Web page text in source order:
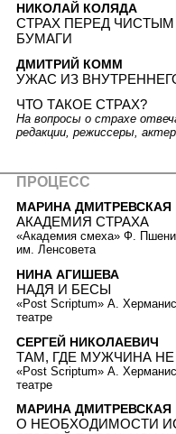
НИКОЛАЙ КОЛЯДА
СТРАХ ПЕРЕД
БУМАГИ
ДМИТРИЙ КОММ
УЖАС ИЗ
ЧТО ТАКОЕ СТРАХ?
На вопросы о страхе
редакции, режиссеры,
ПРОЦЕСС
МАРИНА ДМИТРЕВСКАЯ
АКАДЕМИЯ СТРАХА
«Академия смеха» Ф.
им. Ленсовета
НИНА АГИШЕВА
НАДЯ И БЕСЫ
«Post Scriptum» А.
театре
СЕРГЕЙ НИКОЛАЕВИЧ
ТАМ, ГДЕ МУЖЧИНА
«Post Scriptum» А.
театре
МАРИНА ДМИТРЕВСКАЯ
О НЕОБХОДИМОСТИ